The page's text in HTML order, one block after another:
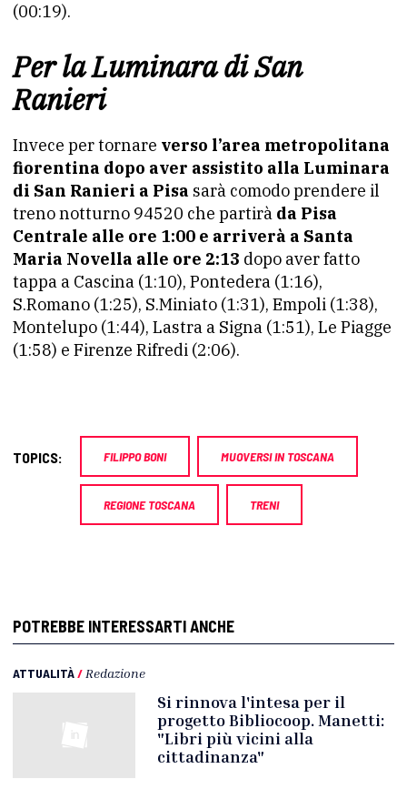
(00:19).
Per la Luminara di San
Ranieri
Invece per tornare verso l’area metropolitana
fiorentina dopo aver assistito alla Luminara
di San Ranieri a Pisa sarà comodo prendere il
treno notturno 94520 che partirà da Pisa
Centrale alle ore 1:00 e arriverà a Santa
Maria Novella alle ore 2:13 dopo aver fatto
tappa a Cascina (1:10), Pontedera (1:16),
S.Romano (1:25), S.Miniato (1:31), Empoli (1:38),
Montelupo (1:44), Lastra a Signa (1:51), Le Piagge
(1:58) e Firenze Rifredi (2:06).
TOPICS: FILIPPO BONI MUOVERSI IN TOSCANA
REGIONE TOSCANA TRENI
POTREBBE INTERESSARTI ANCHE
ATTUALITÀ/ Redazione
Si rinnova l'intesa per il
progetto Bibliocoop. Manetti:
"Libri più vicini alla
cittadinanza"